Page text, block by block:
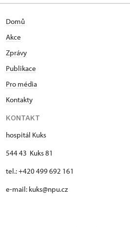
Domů
Akce
Zprávy
Publikace
Pro média
Kontakty
KONTAKT
hospitál Kuks
544 43 Kuks 81
tel.: +420 499 692 161
e-mail: kuks@npu.cz